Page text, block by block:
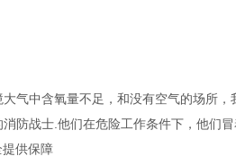
气中含氧量不足，和没有空气的场所
防战士.他们在危险工作条件下，他们
供保障